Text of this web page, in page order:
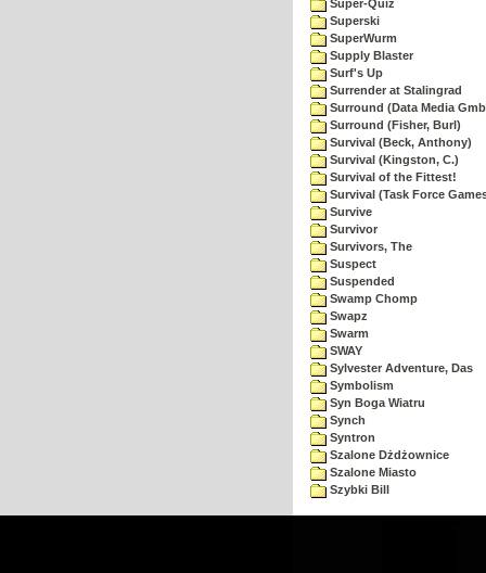
Super-Quiz
Superski
SuperWurm
Supply Blaster
Surf's Up
Surrender at Stalingrad
Surround (Data Media
Surround (Fisher, Burl)
Survival (Beck, Anthony)
Survival (Kingston, C.)
Survival of the Fittest!
Survival (Task Force
Survive
Survivor
Survivors, The
Suspect
Suspended
Swamp Chomp
Swapz
Swarm
SWAY
Sylvester Adventure, Das
Symbolism
Syn Boga Wiatru
Synch
Syntron
Szalone Dżdżownice
Szalone Miasto
Szybki Bill